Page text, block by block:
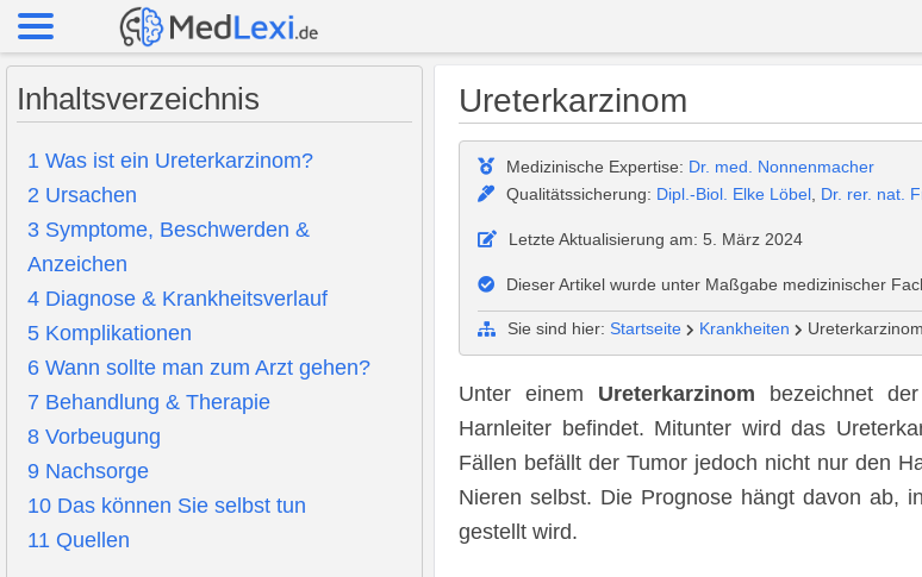
Ureterkarzinom
Medizinische Expertise: Dr. med. Nonnenmacher
Qualitätssicherung: Dipl.-Biol. Elke Löbel, Dr. rer. nat.
Letzte Aktualisierung am: 5. März 2024
Dieser Artikel wurde unter Maßgabe medizinischer
Sie sind hier:Startseite Krankheiten Ureterkarzinom
Unter einem Ureterkarzinom bezeichnet
Harnleiter befindet. Mitunter wird das
Fällen befällt der Tumor jedoch nicht nur den
Nieren selbst. Die Prognose hängt davon ab,
gestellt wird.
Inhaltsverzeichnis
1 Was ist ein Ureterkarzinom?
2 Ursachen
3 Symptome, Beschwerden &
Anzeichen
4 Diagnose & Krankheitsverlauf
5 Komplikationen
6 Wann sollte man zum Arzt gehen?
7 Behandlung & Therapie
8 Vorbeugung
9 Nachsorge
10 Das können Sie selbst tun
11 Quellen